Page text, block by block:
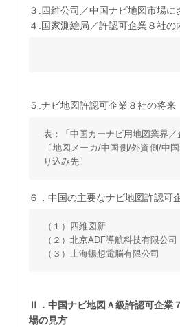
３.四維公司／中国ナビ地図市場
４.国家測絵局／許認可企業８社の
５.ナビ地図許認可企業８社の将来
表：「中国カーナビ用地図業界／
〔地図メーカ/中国側/外資側/中
り込み先〕
６．中国の主要なナビ地図許認可
（１）四維図新
（２）北京ADF導航科技有限公司
（３）上海暢想電脳有限公司
Ⅱ．中国ナビ地図Ａ級許認可企業
場の見方